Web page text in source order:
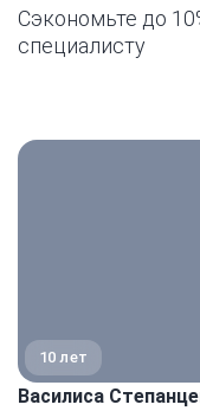
Сэкономьте до
специалисту
10 лет
Василиса